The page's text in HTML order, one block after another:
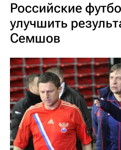
Российские
улучшить
Семшов